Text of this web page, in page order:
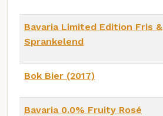
Bavaria Limited Edition Fris &
Sprankelend
Bok Bier (2017)
Bavaria 0.0% Fruity Rosé